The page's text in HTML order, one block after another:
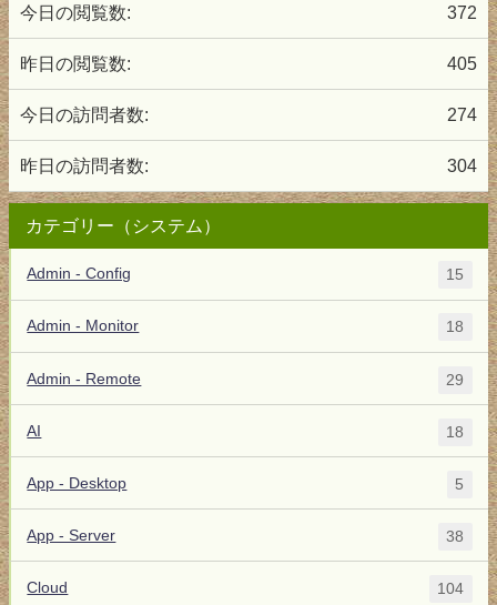
372
今日の閲覧数:
405
昨日の閲覧数:
274
今日の訪問者数:
304
昨日の訪問者数:
カテゴリー（システム）
Admin - Config 15
Admin - Monitor 18
Admin - Remote 29
AI 18
App - Desktop 5
App - Server 38
Cloud 104